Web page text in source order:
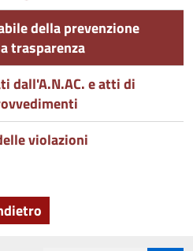
della prevenzione
trasparenza
dall'A.N.AC. e atti di
violazioni